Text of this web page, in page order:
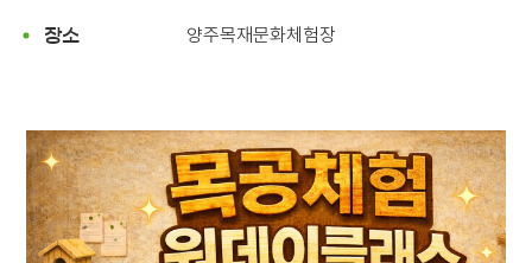
장소 양주목재문화체험장